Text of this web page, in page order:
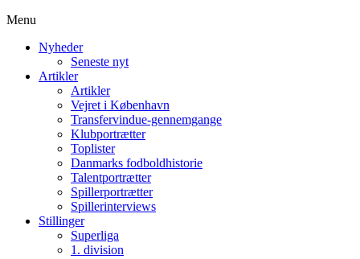
Menu
Nyheder
Seneste nyt
Artikler
Artikler
Vejret i København
Transfervindue-gennemgange
Klubportrætter
Toplister
Danmarks fodboldhistorie
Talentportrætter
Spillerportrætter
Spillerinterviews
Stillinger
Superliga
1. division